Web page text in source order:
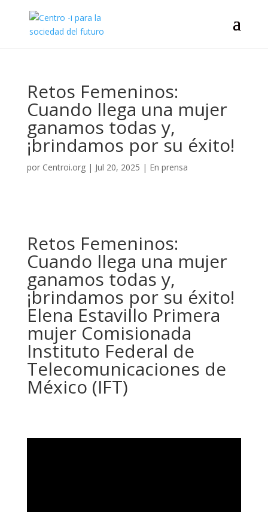
Retos Femeninos:
Cuando llega una mujer
ganamos todas y,
¡brindamos por su éxito!
por Centroi.org| Jul 20, 2025 | En prensa
Retos Femeninos:
Cuando llega una mujer
ganamos todas y,
¡brindamos por su éxito!
Elena Estavillo Primera
mujer Comisionada
Instituto Federal de
Telecomunicaciones de
México (IFT)